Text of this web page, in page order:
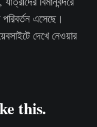
এসেছে।
দেখে নেওয়ার
this.